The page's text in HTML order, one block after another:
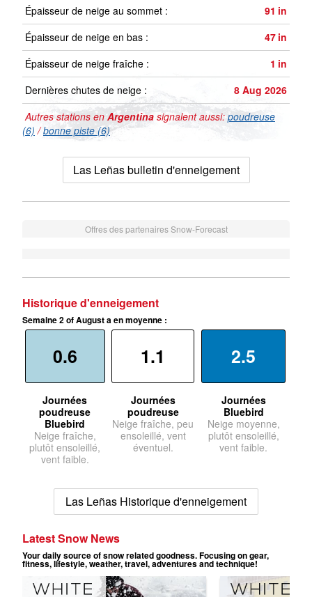
Épaisseur de neige au sommet : 91 in
Épaisseur de neige en bas :
47 in
Épaisseur de neige fraîche :
1 in
Dernières chutes de neige :
8 Aug 2026
Autres stations enArgentina signalent aussi: poudreuse
(6) /bonne piste (6)
Las Leñas bulletin d'enneigement
Offres des partenaires Snow-Forecast
Historique d'enneigement
Semaine 2 of August a en moyenne :
0.6
Journées
poudreuse
Bluebird
Neige fraîche,
plutôt ensoleillé,
vent faible.
1.1
Journées
poudreuse
Neige fraîche, peu
ensoleillé, vent
éventuel.
2.5
Journées
Bluebird
Neige moyenne,
plutôt ensoleillé,
vent faible.
Las Leñas Historique d'enneigement